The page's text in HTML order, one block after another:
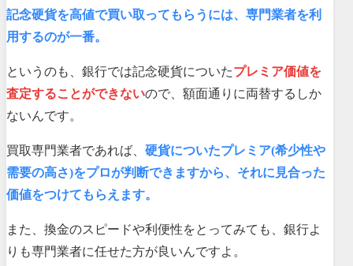
記念硬貨を高値で買い取ってもらうには、専門業者を利
用するのが一番。
というのも、銀行では記念硬貨についたプレミア価値を
査定することができないので、額面通りに両替するしか
ないんです。
買取専門業者であれば、 硬貨についたプレミア(希少性や
需要の高さ)をプロが判断できますから、それに見合った
価値をつけてもらえます。
また、換金のスピードや利便性をとってみても、銀行よ
りも専門業者に任せた方が良いんですよ。